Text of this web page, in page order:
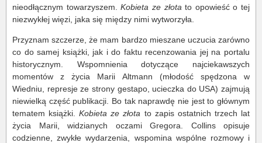
nieodłącznym towarzyszem.Kobieta ze złotato opowieść o tej
niezwykłej więzi, jaka się między nimi wytworzyła.
Przyznam szczerze, że mam bardzo mieszane uczucia zarówno
co do samej książki, jak i do faktu recenzowania jej na portalu
historycznym. Wspomnienia dotyczące najciekawszych
momentów z życia Marii Altmann (młodość spędzona w
Wiedniu, represje ze strony gestapo, ucieczka do USA) zajmują
niewielką część publikacji. Bo tak naprawdę nie jest to głównym
tematem książki.Kobieta ze złota to zapis ostatnich trzech lat
życia Marii, widzianych oczami Gregora. Collins opisuje
codzienne, zwykłe wydarzenia, wspomina wspólne rozmowy i